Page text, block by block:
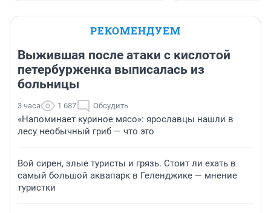
РЕКОМЕНДУЕМ
Выжившая после атаки с кислотой
петербурженка выписалась из
больницы
3 часа 1 687 Обсудить
«Напоминает куриное мясо»: ярославцы нашли в
лесу необычный гриб — что это
Вой сирен, злые туристы и грязь. Стоит ли ехать в
самый большой аквапарк в Геленджике — мнение
туристки